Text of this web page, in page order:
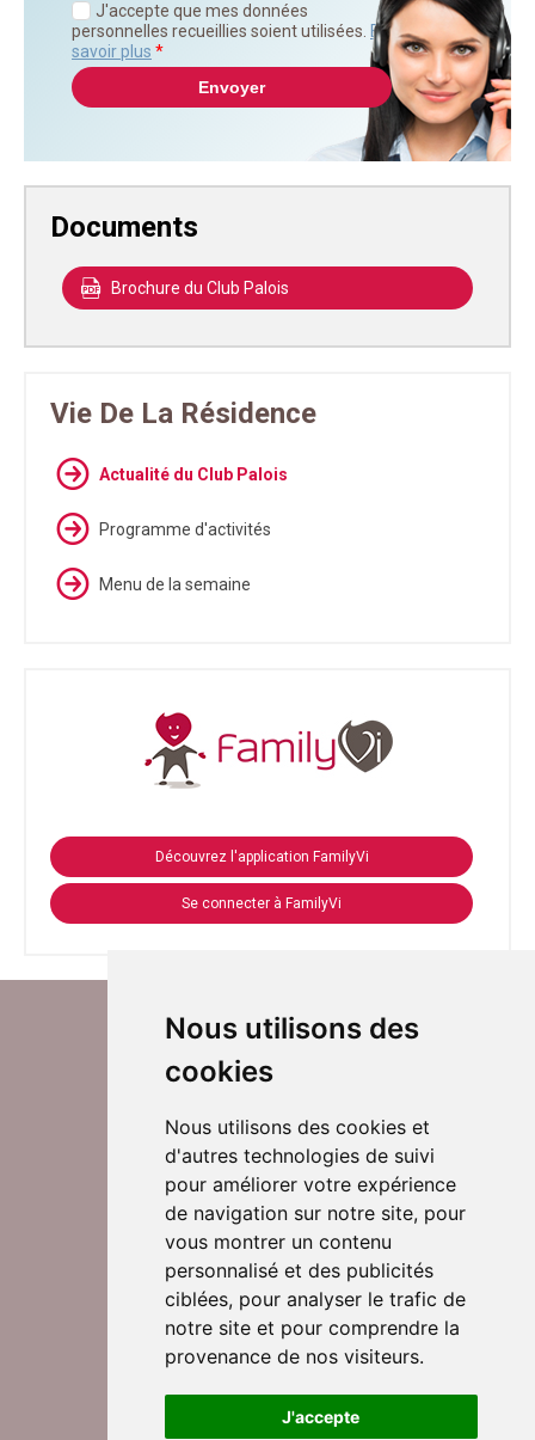
Nous utilisons des
cookies
Nous utilisons des cookies et
d'autres technologies de suivi
pour améliorer votre expérience
de navigation sur notre site, pour
vous montrer un contenu
personnalisé et des publicités
ciblées, pour analyser le trafic de
notre site et pour comprendre la
provenance de nos visiteurs.
J'accepte
J'accepte que mes données
personnelles recueillies soient utilisées. En
savoir plus *
Documents
Brochure du Club Palois
Vie De La Résidence
Actualité du Club Palois
Programme d'activités
Menu de la semaine
Découvrez l'application FamilyVi
Se connecter à FamilyVi
Suivez-nous sur Twitter
Rejoignez nos équipes
Nous contacter